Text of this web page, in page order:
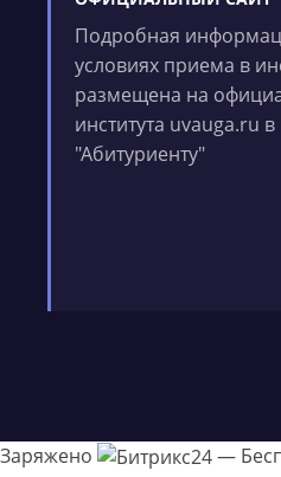
Подробная
условиях приема в
размещена на
института uvauga.ru в
"Абитуриенту"
Заряжено —